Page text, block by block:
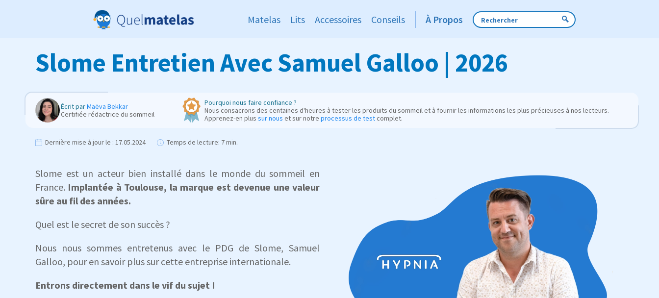
Matelas Lits Accessoires Conseils À Propos
Slome Entretien Avec Samuel Galloo | 2026
Écrit parMaëva Bekkar
Certifiée rédactrice du sommeil
Pourquoi nous faire confiance ?
Nous consacrons des centaines d'heures à tester les produits du sommeil et à fournir les informations les plus précieuses à nos lecteurs.
Apprenez-en plus sur nous et sur notre processus de testcomplet.
Dernière mise à jour le : 17.05.2024 Temps de lecture: 7 min.
Slome est un acteur bien installé dans le monde du sommeil en
France. Implantée à Toulouse, la marque est devenue une valeur
sûre au fil des années.
Quel est le secret de son succès ?
Nous nous sommes entretenus avec le PDG de Slome, Samuel
Galloo, pour en savoir plus sur cette entreprise internationale.
Entrons directement dans le vif du sujet !